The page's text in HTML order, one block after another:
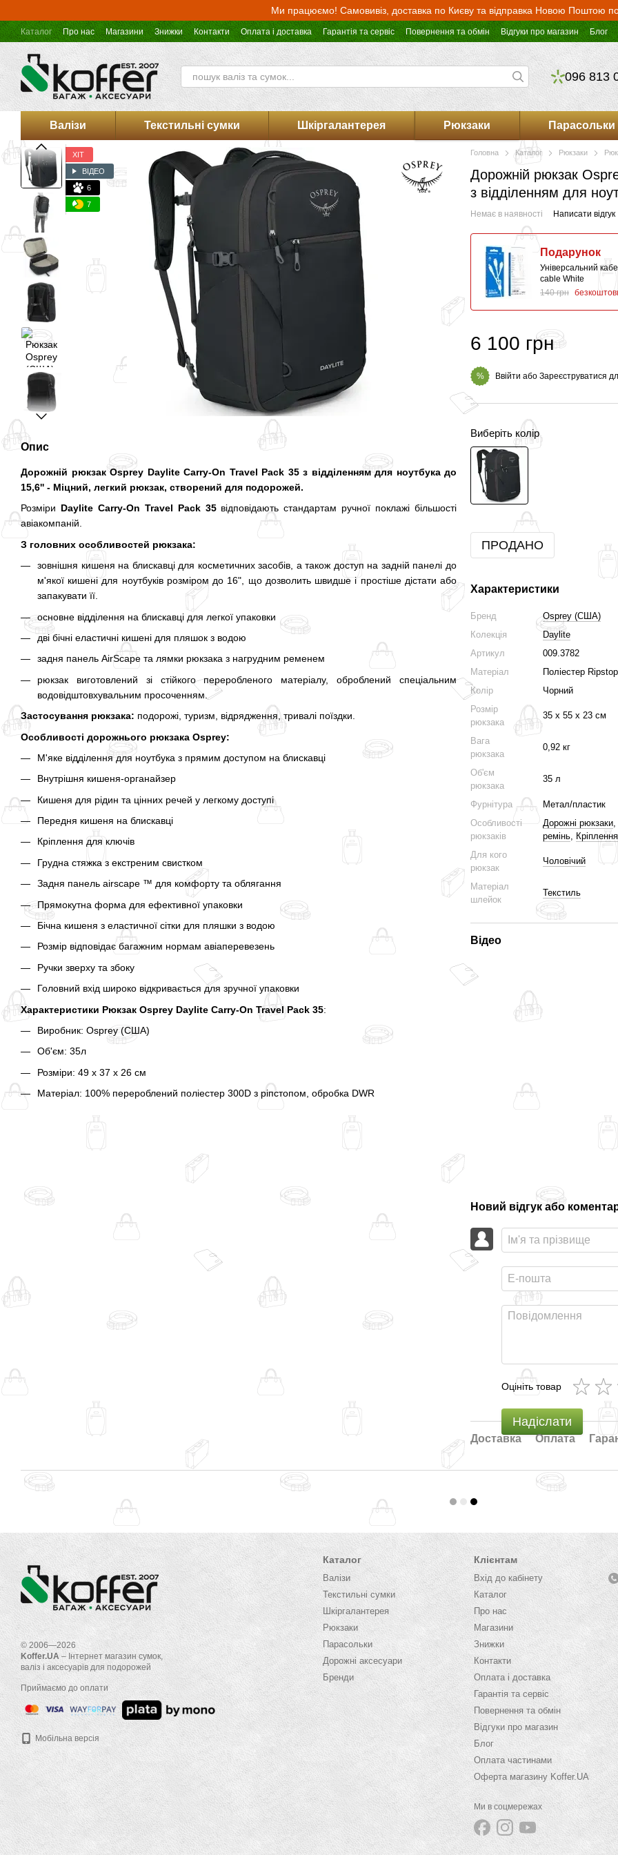
Ми працюємо! Самовивіз, доставка по Києву та відправка Новою Поштою по
Каталог Про нас Магазини Знижки Контакти Оплата і доставка Гарантія та сервіс Повернення та обмін Відгуки про магазин
Блог
Оферта магазину Koffer.UA
096 813
Валізи Текстильні сумки Шкіргалантерея Рюкзаки Парасольки
ХІТ
ВІДЕО
6
7
Опис
Дорожній рюкзак Osprey Daylite Carry-On Travel Pack 35 з відділенням для ноутбука до
15,6'' - Міцний, легкий рюкзак, створений для подорожей.
Розміри Daylite Carry-On Travel Pack 35відповідають стандартам ручної поклажі більшості
авіакомпаній.
З головних особливостей рюкзака:
зовнішня кишеня на блискавці для косметичних засобів, а також доступ на задній панелі до
м'якої кишені для ноутбуків розміром до 16", що дозволить швидше і простіше дістати або
запакувати її.
основне відділення на блискавці для легкої упаковки
дві бічні еластичні кишені для пляшок з водою
задня панель AirScape та лямки рюкзака з нагрудним ременем
рюкзак виготовлений зі стійкого переробленого матеріалу, оброблений спеціальним
водовідштовхувальним просоченням.
Застосування рюкзака: подорожі, туризм, відрядження, тривалі поїздки.
Особливості дорожнього рюкзака Osprey:
М'яке відділення для ноутбука з прямим доступом на блискавці
Внутрішня кишеня-органайзер
Кишеня для рідин та цінних речей у легкому доступі
Передня кишеня на блискавці
Кріплення для ключів
Грудна стяжка з екстреним свистком
Задня панель airscape ™ для комфорту та облягання
Прямокутна форма для ефективної упаковки
Бічна кишеня з еластичної сітки для пляшки з водою
Розмір відповідає багажним нормам авіаперевезень
Ручки зверху та збоку
Головний вхід широко відкривається для зручної упаковки
Характеристики Рюкзак Osprey Daylite Carry-On Travel Pack 35:
Виробник: Osprey (США)
Об'єм: 35л
Розміри: 49 х 37 х 26 см
Матеріал: 100% перероблений поліестер 300D з ріпстопом, обробка DWR
Головна Каталог Рюкзаки
Дорожній рюкзак
з відділенням для
Немає в наявності Написати відгук
Подарунок
Універсальний
сable White
140 грн
6 100 грн
% Ввійти або Зареєструватися
Виберіть колір
ПРОДАНО
Характеристики
Бренд
Osprey (США)
Колекція
Daylite
Артикул
009.3782
Матеріал
Поліестер Ripstop
Колір
Чорний
Розмір
рюкзака
35 х 55 х 23 см
Вага
рюкзака
0,92 кг
Об'єм
рюкзака
35 л
Фурнітура
Метал/пластик
Особливості
рюкзаків
Дорожні рюкзаки,
ремінь,
Для кого
рюкзак
Чоловічий
Матеріал
шлейок
Текстиль
Відео
Новий відгук або
Оцініть товар
Надіслати
Доставка Оплата
© 2006—2026
Koffer.UA– Інтернет магазин сумок,
валіз і аксесуарів для подорожей
Приймаємо до оплати
Мобільна версія
Каталог
Валізи
Текстильні сумки
Шкіргалантерея
Рюкзаки
Парасольки
Дорожні аксесуари
Бренди
Клієнтам
Вхід до кабінету
Каталог
Про нас
Магазини
Знижки
Контакти
Оплата і доставка
Гарантія та сервіс
Повернення та обмін
Відгуки про магазин
Блог
Оплата частинами
Оферта магазину Koffer.UA
Ми в соцмережах